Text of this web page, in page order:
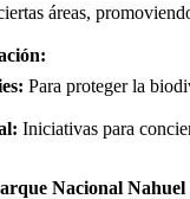
áreas,
Para proteger la
Iniciativas para
Nacional